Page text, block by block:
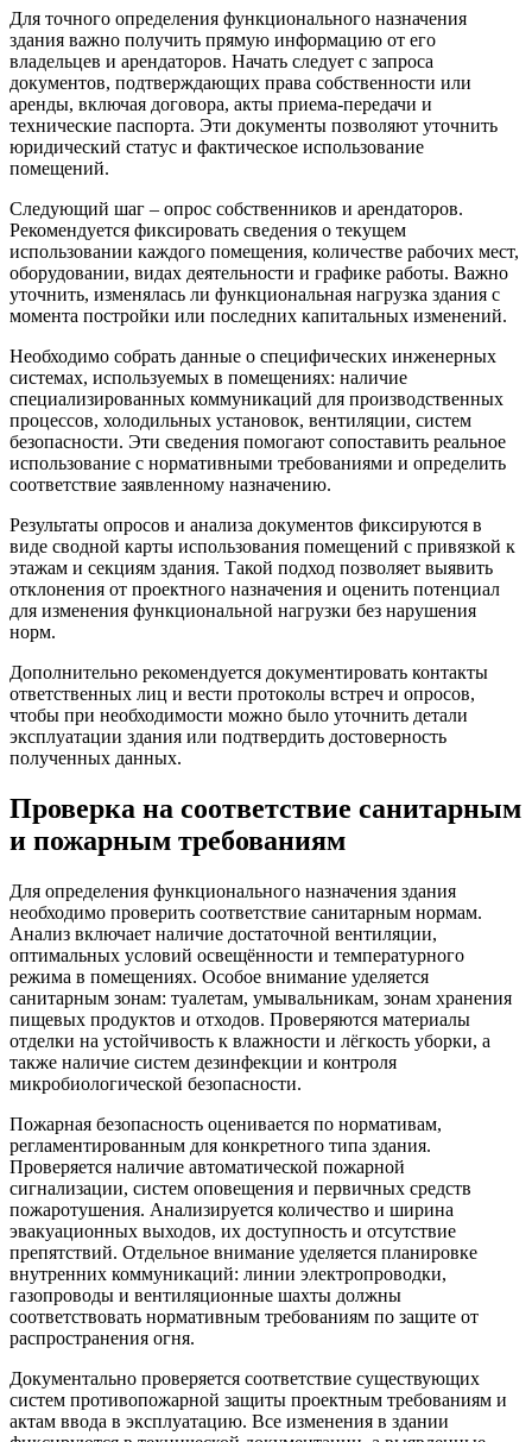
Для точного определения функционального назначения
здания важно получить прямую информацию от его
владельцев и арендаторов. Начать следует с запроса
документов, подтверждающих права собственности или
аренды, включая договора, акты приема-передачи и
технические паспорта. Эти документы позволяют уточнить
юридический статус и фактическое использование
помещений.
Следующий шаг – опрос собственников и арендаторов.
Рекомендуется фиксировать сведения о текущем
использовании каждого помещения, количестве рабочих мест,
оборудовании, видах деятельности и графике работы. Важно
уточнить, изменялась ли функциональная нагрузка здания с
момента постройки или последних капитальных изменений.
Необходимо собрать данные о специфических инженерных
системах, используемых в помещениях: наличие
специализированных коммуникаций для производственных
процессов, холодильных установок, вентиляции, систем
безопасности. Эти сведения помогают сопоставить реальное
использование с нормативными требованиями и определить
соответствие заявленному назначению.
Результаты опросов и анализа документов фиксируются в
виде сводной карты использования помещений с привязкой к
этажам и секциям здания. Такой подход позволяет выявить
отклонения от проектного назначения и оценить потенциал
для изменения функциональной нагрузки без нарушения
норм.
Дополнительно рекомендуется документировать контакты
ответственных лиц и вести протоколы встреч и опросов,
чтобы при необходимости можно было уточнить детали
эксплуатации здания или подтвердить достоверность
полученных данных.
Проверка на соответствие санитарным
и пожарным требованиям
Для определения функционального назначения здания
необходимо проверить соответствие санитарным нормам.
Анализ включает наличие достаточной вентиляции,
оптимальных условий освещённости и температурного
режима в помещениях. Особое внимание уделяется
санитарным зонам: туалетам, умывальникам, зонам хранения
пищевых продуктов и отходов. Проверяются материалы
отделки на устойчивость к влажности и лёгкость уборки, а
также наличие систем дезинфекции и контроля
микробиологической безопасности.
Пожарная безопасность оценивается по нормативам,
регламентированным для конкретного типа здания.
Проверяется наличие автоматической пожарной
сигнализации, систем оповещения и первичных средств
пожаротушения. Анализируется количество и ширина
эвакуационных выходов, их доступность и отсутствие
препятствий. Отдельное внимание уделяется планировке
внутренних коммуникаций: линии электропроводки,
газопроводы и вентиляционные шахты должны
соответствовать нормативным требованиям по защите от
распространения огня.
Документально проверяется соответствие существующих
систем противопожарной защиты проектным требованиям и
актам ввода в эксплуатацию. Все изменения в здании